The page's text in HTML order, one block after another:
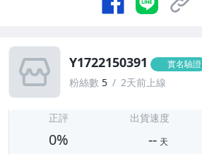
Y1722150391 實名驗證
粉絲數 5 2天前上線
正評
0%
出貨速度
-- 天